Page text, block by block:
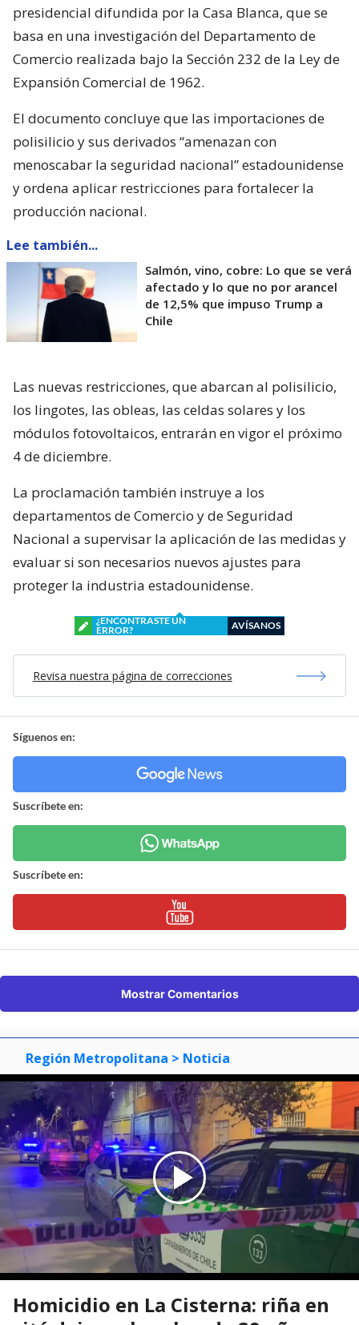
presidencial difundida por la Casa Blanca, que se
basa en una investigación del Departamento de
Comercio realizada bajo la Sección 232 de la Ley de
Expansión Comercial de 1962.
El documento concluye que las importaciones de
polisilicio y sus derivados “amenazan con
menoscabar la seguridad nacional” estadounidense
y ordena aplicar restricciones para fortalecer la
producción nacional.
Lee también...
Salmón, vino, cobre: Lo que se verá
afectado y lo que no por arancel
de 12,5% que impuso Trump a
Chile
Las nuevas restricciones, que abarcan al polisilicio,
los lingotes, las obleas, las celdas solares y los
módulos fotovoltaicos, entrarán en vigor el próximo
4 de diciembre.
La proclamación también instruye a los
departamentos de Comercio y de Seguridad
Nacional a supervisar la aplicación de las medidas y
evaluar si son necesarios nuevos ajustes para
proteger la industria estadounidense.
¿ENCONTRASTE UN
ERROR?
AVÍSANOS
Revisa nuestra página de correcciones
Síguenos en:
Suscríbete en:
Suscríbete en:
Mostrar Comentarios
Región Metropolitana > Noticia
Homicidio en La Cisterna: riña en